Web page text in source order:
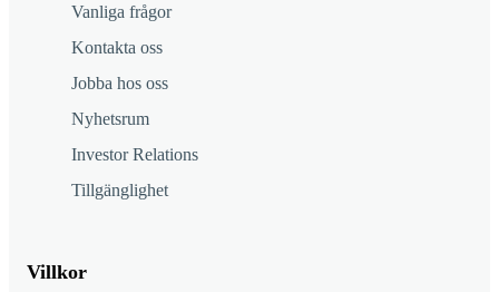
Vanliga frågor
Kontakta oss
Jobba hos oss
Nyhetsrum
Investor Relations
Tillgänglighet
Villkor